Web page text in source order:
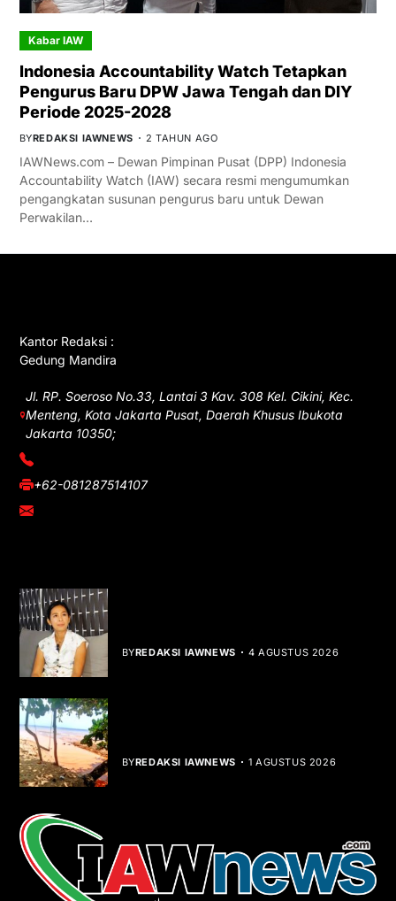
Kabar IAW
Indonesia Accountability Watch Tetapkan
Pengurus Baru DPW Jawa Tengah dan DIY
Periode 2025-2028
BYREDAKSI IAWNEWS 2 TAHUN AGO
IAWNews.com – Dewan Pimpinan Pusat (DPP) Indonesia
Accountability Watch (IAW) secara resmi mengumumkan
pengangkatan susunan pengurus baru untuk Dewan
Perwakilan…
Kantor Redaksi :
Gedung Mandira
Jl. RP. Soeroso No.33, Lantai 3 Kav. 308 Kel. Cikini, Kec.
Menteng, Kota Jakarta Pusat, Daerah Khusus Ibukota
Jakarta 10350;
(021) 3908026
+62-081287514107
adm@iawnews.com
BYREDAKSI IAWNEWS 4 AGUSTUS 2026
BYREDAKSI IAWNEWS 1 AGUSTUS 2026